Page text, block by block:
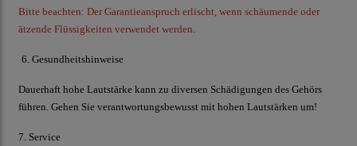
Bitte beachten: Der Garantieanspruch erlischt, wenn schäumende oder
ätzende Flüssigkeiten verwendet werden.
6. Gesundheitshinweise
Dauerhaft hohe Lautstärke kann zu diversen Schädigungen des Gehörs
führen. Gehen Sie verantwortungsbewusst mit hohen Lautstärken um!
7. Service